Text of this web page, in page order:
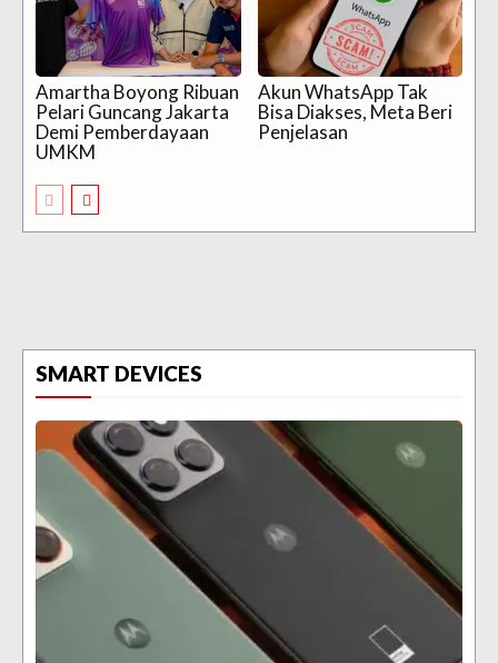
Amartha Boyong Ribuan
Pelari Guncang Jakarta
Demi Pemberdayaan
UMKM
Akun WhatsApp Tak
Bisa Diakses, Meta Beri
Penjelasan
SMART DEVICES